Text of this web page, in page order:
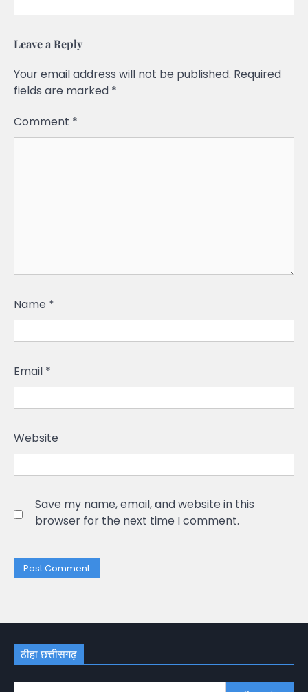
Leave a Reply
Your email address will not be published. Required
fields are marked *
Comment *
Name *
Email *
Website
Save my name, email, and website in this
browser for the next time I comment.
ठीहा छत्तीसगढ़